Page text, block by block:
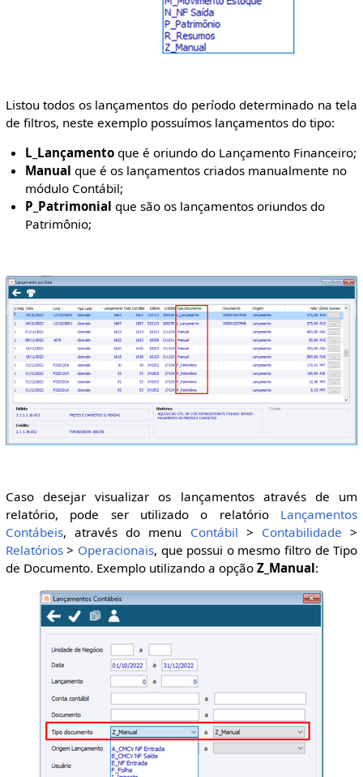
Listou todos os lançamentos do período determinado na tela
de filtros, neste exemplo possuímos lançamentos do tipo:
L_Lançamento que é oriundo do Lançamento Financeiro;
Manual que é os lançamentos criados manualmente no
módulo Contábil;
P_Patrimonial que são os lançamentos oriundos do
Patrimônio;
Caso desejar visualizar os lançamentos através de um
relatório, pode ser utilizado o relatório Lançamentos
Contábeis, através do menu Contábil > Contabilidade >
Relatórios> Operacionais, que possui o mesmo filtro de Tipo
de Documento. Exemplo utilizando a opção Z_Manual: